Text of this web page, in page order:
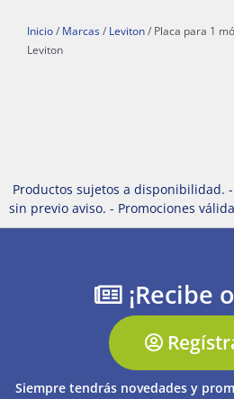
Inicio / Marcas / Leviton / Placa para 1
Leviton
Productos sujetos a disponibilidad.
sin previo aviso. - Promociones
¡Recibe
Siempre tendrás novedades y